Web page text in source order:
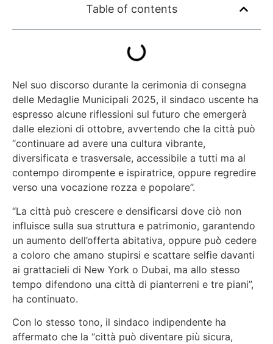
Table of contents
Nel suo discorso durante la cerimonia di consegna
delle Medaglie Municipali 2025, il sindaco uscente ha
espresso alcune riflessioni sul futuro che emergerà
dalle elezioni di ottobre, avvertendo che la città può
“continuare ad avere una cultura vibrante,
diversificata e trasversale, accessibile a tutti ma al
contempo dirompente e ispiratrice, oppure regredire
verso una vocazione rozza e popolare”.
“La città può crescere e densificarsi dove ciò non
influisce sulla sua struttura e patrimonio, garantendo
un aumento dell’offerta abitativa, oppure può cedere
a coloro che amano stupirsi e scattare selfie davanti
ai grattacieli di New York o Dubai, ma allo stesso
tempo difendono una città di pianterreni e tre piani”,
ha continuato.
Con lo stesso tono, il sindaco indipendente ha
affermato che la “città può diventare più sicura,